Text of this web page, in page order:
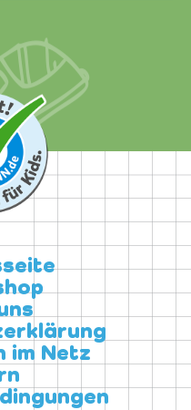
im Netz